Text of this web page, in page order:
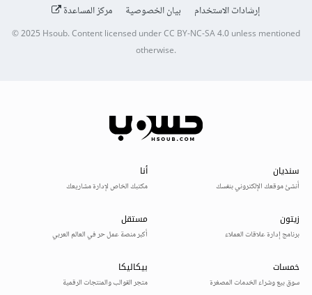
إرشادات الاستخدام
بيان الخصوصية مركز المساعدة
© 2025Hsoub.Content licensed underCC BY-NC-SA 4.0unless mentioned
otherwise.